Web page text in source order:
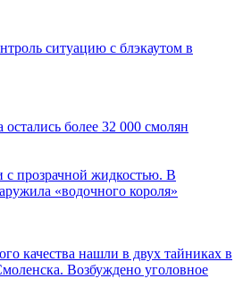
ситуацию с блэкаутом в
остались более 32 000 смолян
прозрачной жидкостью. В
«водочного короля»
качества нашли в двух тайниках в
Возбуждено уголовное